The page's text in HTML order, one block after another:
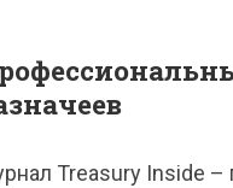
Treasury Inside –